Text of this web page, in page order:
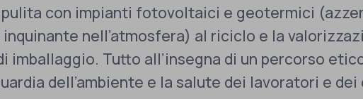
con impianti fotovoltaici e geotermici
nell’atmosfera) al riciclo e la
imballaggio. Tutto all’insegna di un percorso
dell’ambiente e la salute dei lavoratori e